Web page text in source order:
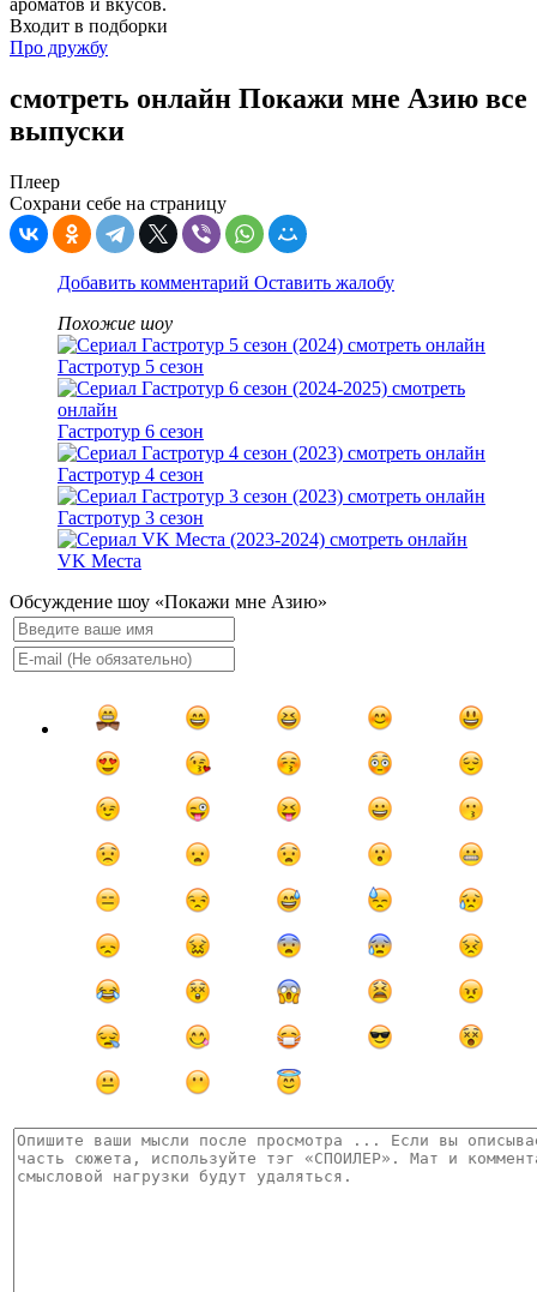
ароматов и вкусов.
Входит в подборки
Про дружбу
смотреть онлайн Покажи мне Азию все
выпуски
Плеер
Сохрани себе на страницу
Добавить комментарий Оставить жалобу
Похожие шоу
Гастротур 5 сезон
Гастротур 6 сезон
Гастротур 4 сезон
Гастротур 3 сезон
VK Места
Обсуждение шоу «Покажи мне Азию»